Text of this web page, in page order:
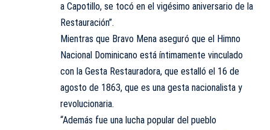
a Capotillo, se tocó en el vigésimo aniversario de la
Restauración”.
Mientras que Bravo Mena aseguró que el Himno
Nacional Dominicano está íntimamente vinculado
con la Gesta Restauradora, que estalló el 16 de
agosto de 1863, que es una gesta nacionalista y
revolucionaria.
“Además fue una lucha popular del pueblo